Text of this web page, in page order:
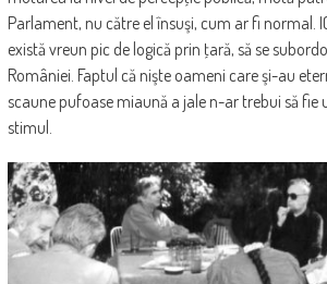
Parlament, nu către el însuşi, cum ar fi normal.
există vreun pic de logică prin ţară, să se
României. Faptul că nişte oameni care şi-au
scaune pufoase miaună a jale n-ar trebui să fie
stimul.